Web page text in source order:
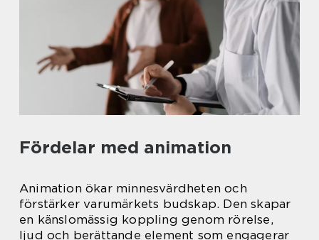
Fördelar med animation
Animation ökar minnesvärdheten och
förstärker varumärkets budskap. Den skapar
en känslomässig koppling genom rörelse,
ljud och berättande element som engagerar